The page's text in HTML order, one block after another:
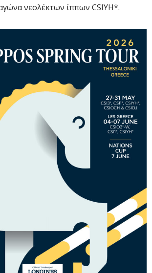
νεολέκτων ίππων CSIYH*.